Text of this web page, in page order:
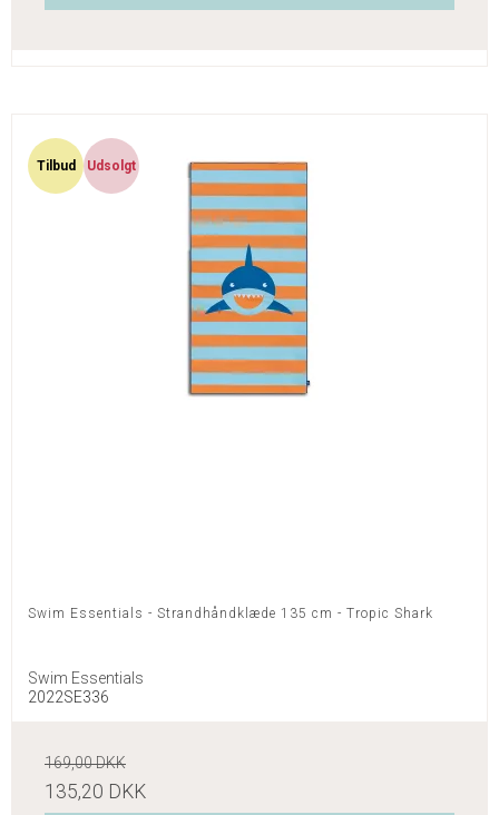
Tilbud Udsolgt
Swim Essentials - Strandhåndklæde 135 cm - Tropic Shark
Swim Essentials
2022SE336
169,00 DKK
135,20 DKK